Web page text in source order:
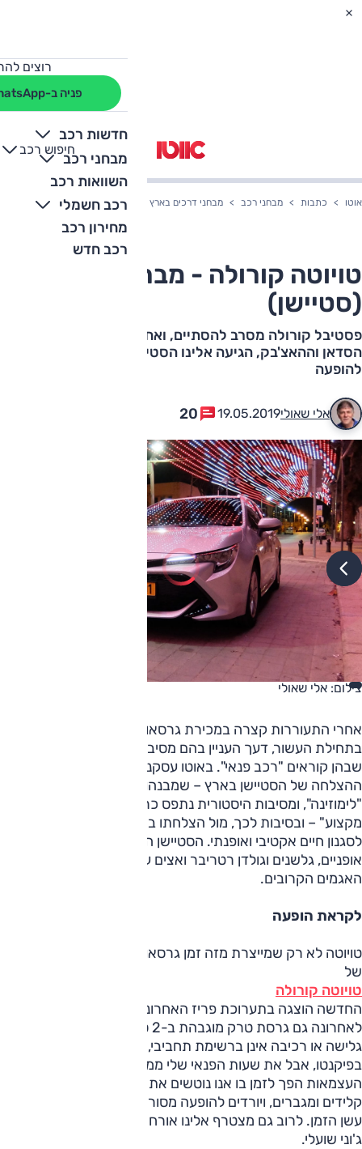
רוצים
פניה ב-WhatsApp
חדשות רכב
מבחני רכב
השוואות רכב
רכב חשמלי
מחירון רכב
רכב חדש
חיפוש רכב
+
-
אוטו כתבות מבחני רכב מבחני דרכים בארץ טויוטה קורולה - מבחן דרכים
טויוטה קורולה - מבחן דרכים
(סטיישן)
פסטיבל קורולה מסרב להסתיים, ואחרי המופע של גרסאות
הסדאן וההאצ'בק, הגיעה אלינו הסטיישן. לקחנו אותה
להופעה
אלי שאולי19.05.2019
20
צילום: אלי שאולי
אחרי התעוררות קצרה במכירת גרסאות סטיישן בישראל
בתחילת העשור, דעך העניין בהם מסיבות מגוונות, ולעיקרית
שבהן קוראים "רכב פנאי". באוטו עסקנו בזמנו רבות בחוסר
ההצלחה של הסטיישן בארץ – שמבנהו לא נראה מספיק
"לימוזינה", ומסיבות היסטורית נתפס כרכב המשמש "בעלי
מקצוע" – ובסיבות לכך, מול הצלחתו באירופה, שם הוא מקושר
לסגנון חיים אקטיבי ואופנתי. הסטיישן הוא הרכב שמעמיסים עליו
אופניים, גלשנים וגולדן רטריבר ואצים עמו לרכס ההרים או
האגמים הקרובים.
לקראת הופעה
טויוטה לא רק שמייצרת מזה זמן גרסאות סטיישן לקורולה – וזו
של
טויוטה קורולה
החדשה הוצגה בתערוכת פריז האחרונה – אלא אף הוסיפה
לאחרונה גם גרסת טרק מוגבהת ב-2 ס"מ עם איפור פנאי.
גלישה או רכיבה אינן ברשימת תחביבי, והכלבה שלי נכנסת גם
בפיקנטו, אבל את שעות הפנאי שלי ממלאת המוזיקה. מוצאי יום
העצמאות הפך לזמן בו אנו נוטשים את המנגל, מעמיסים גיטרות,
קלידים ומגברים, ויורדים להופעה מסורתית בבאר שבע במועדון
עשן הזמן. לרוב גם מצטרף אלינו אורח מכובד, והפעם היה זה
ג'וני שועלי.